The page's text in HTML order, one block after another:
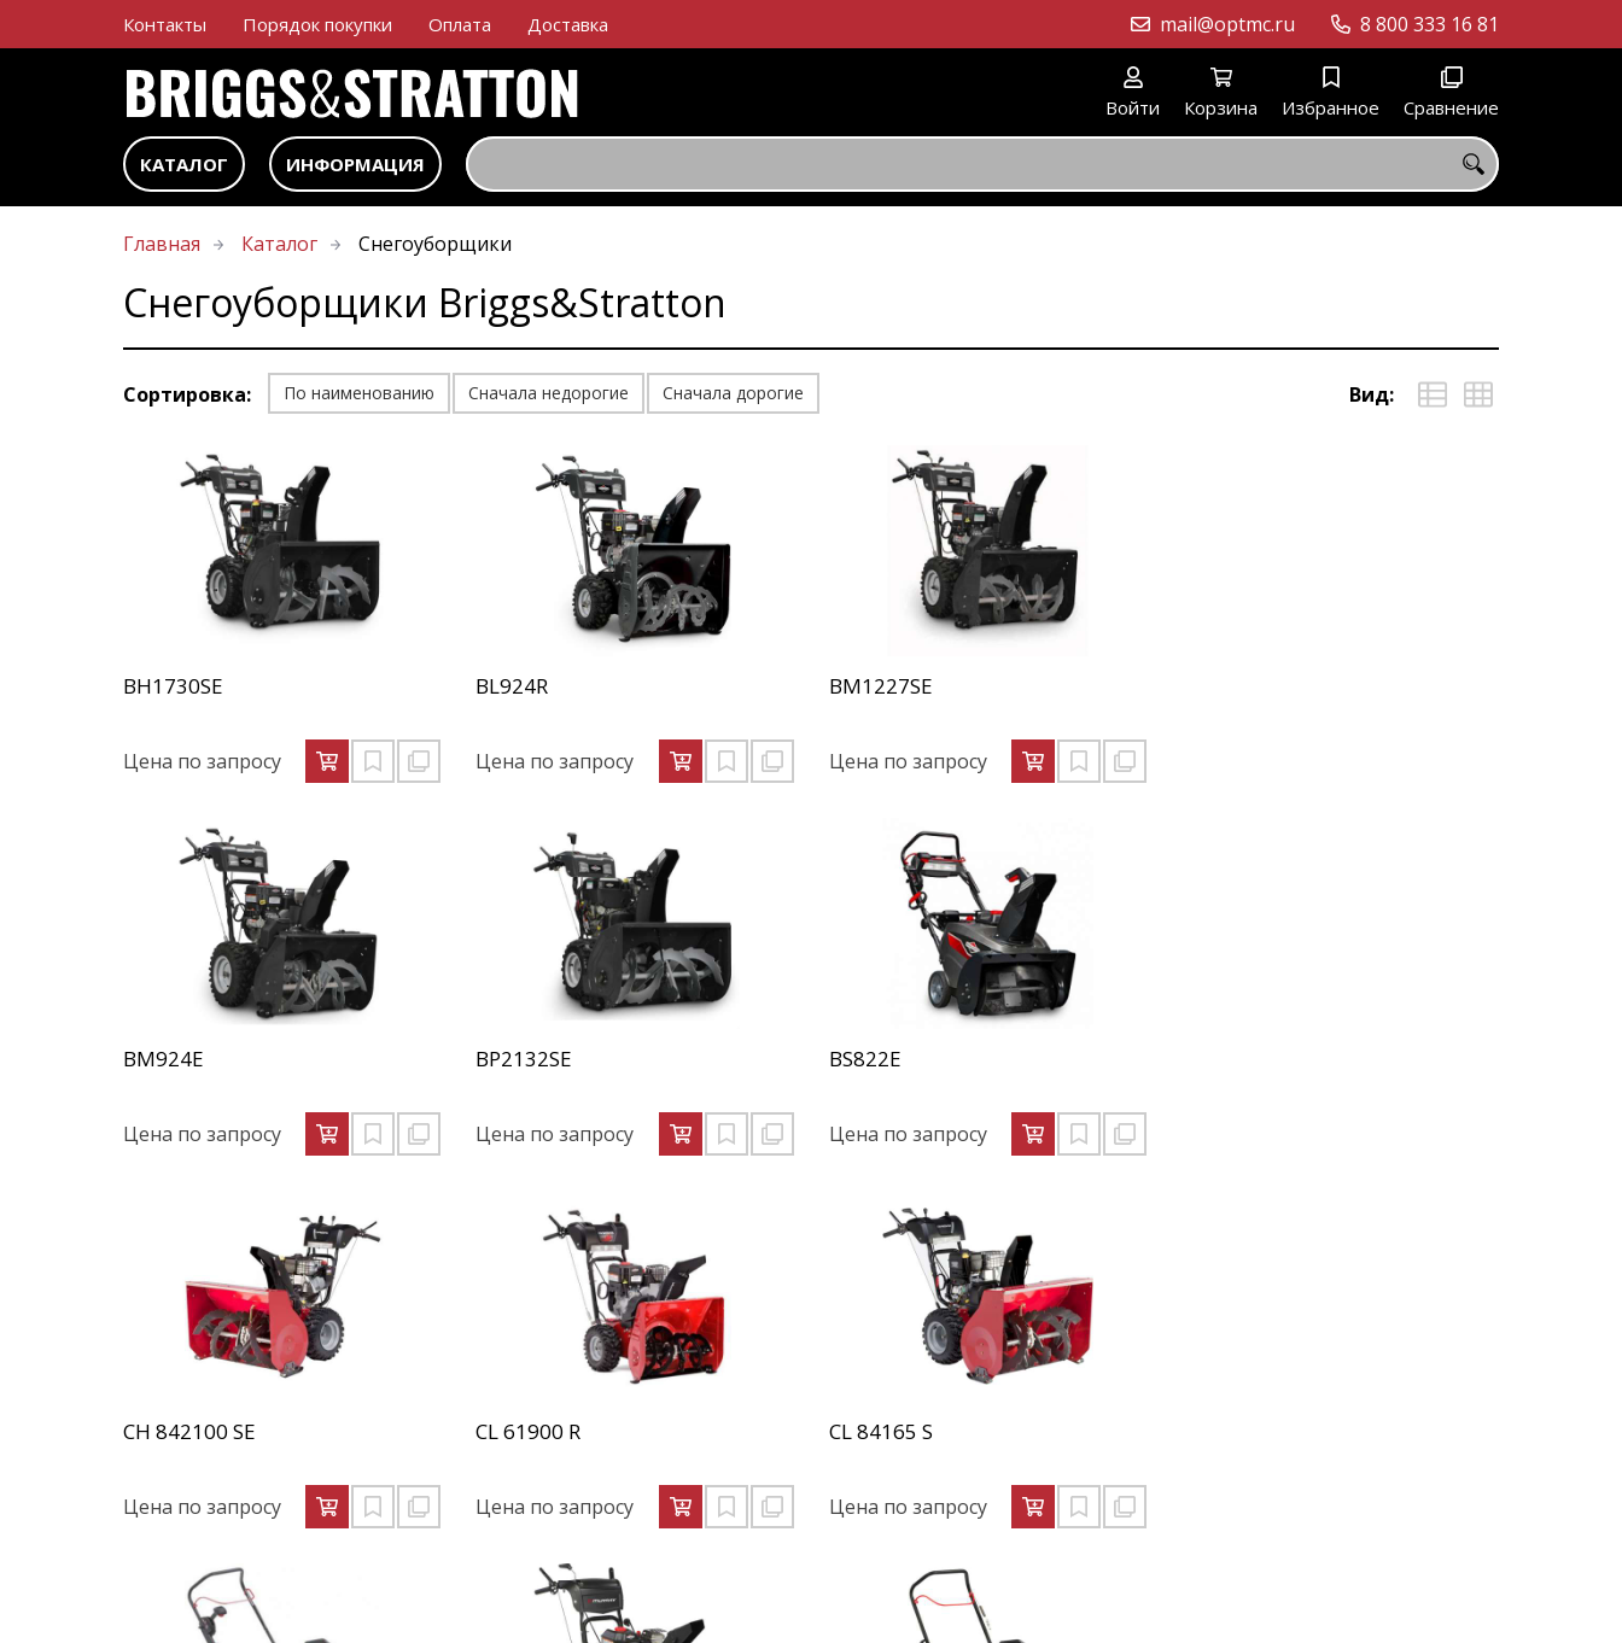
Контакты Порядок покупки Оплата Доставка 8 800 333 16 81
mail@optmc.ru
Войти Корзина Избранное Сравнение
КАТАЛОГ ИНФОРМАЦИЯ
Главная Каталог Снегоуборщики
Снегоуборщики Briggs&Stratton
Сортировка: По наименованию Сначала недорогие Сначала дорогие Вид:
BH1730SE
Цена по запросу
BL924R
Цена по запросу
BM1227SE
Цена по запросу
BM924E
Цена по запросу
BP2132SE
Цена по запросу
BS822E
Цена по запросу
CH 842100 SE
Цена по запросу
CL 61900 R
Цена по запросу
CL 84165 S
Цена по запросу